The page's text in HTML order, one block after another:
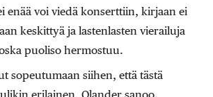
enää voi viedä konserttiin, kirjaan ei
keskittyä ja lastenlasten vierailuja
puoliso hermostuu.
sopeutumaan siihen, että tästä